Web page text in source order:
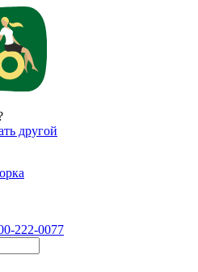
другой
222-0077